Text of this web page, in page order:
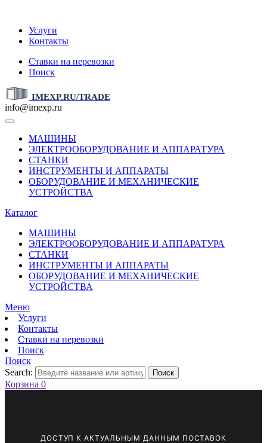
Услуги
Контакты
Ставки на перевозки
Поиск
IMEXP.RU/TRADE
info@imexp.ru
МАШИНЫ
ЭЛЕКТРООБОРУДОВАНИЕ И АППАРАТУРА
СТАНКИ
ИНСТРУМЕНТЫ И АППАРАТЫ
ОБОРУДОВАНИЕ И МЕХАНИЧЕСКИЕ
УСТРОЙСТВА
Каталог
МАШИНЫ
ЭЛЕКТРООБОРУДОВАНИЕ И АППАРАТУРА
СТАНКИ
ИНСТРУМЕНТЫ И АППАРАТЫ
ОБОРУДОВАНИЕ И МЕХАНИЧЕСКИЕ
УСТРОЙСТВА
Меню
Услуги
Контакты
Ставки на перевозки
Поиск
Поиск
Search:
Поиск
Корзина 0
ДОСТУП К АКТУАЛЬНЫМ ДАННЫМ ПОСТАВОК